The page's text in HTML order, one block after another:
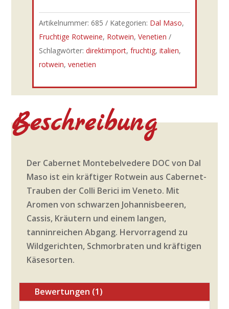
Artikelnummer: 685 Kategorien: Dal Maso,
Fruchtige Rotweine, Rotwein, Venetien
Schlagwörter: direktimport, fruchtig, italien,
rotwein, venetien
Beschreibung
Der Cabernet Montebelvedere DOC von Dal
Maso ist ein kräftiger Rotwein aus Cabernet-
Trauben der Colli Berici im Veneto. Mit
Aromen von schwarzen Johannisbeeren,
Cassis, Kräutern und einem langen,
tanninreichen Abgang. Hervorragend zu
Wildgerichten, Schmorbraten und kräftigen
Käsesorten.
Bewertungen (1)